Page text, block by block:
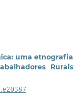
uma etnografia
Rurais